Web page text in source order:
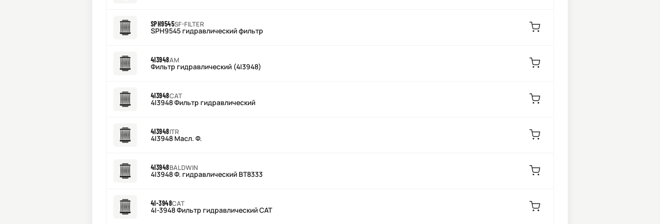
SPH9545SF-FILTER
SPH9545 гидравлический фильтр
4I3948AM
Фильтр гидравлический (4I3948)
4I3948CAT
4I3948 Фильтр гидравлический
4I3948ITR
4I3948 Масл. Ф.
4I3948BALDWIN
4I3948 Ф. гидравлический BT8333
4I-3948CAT
4I-3948 Фильтр гидравлический CAT